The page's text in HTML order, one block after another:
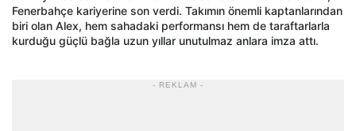
Fenerbahçe kariyerine son verdi. Takımın önemli kaptanlarından
biri olan Alex, hem sahadaki performansı hem de taraftarlarla
kurduğu güçlü bağla uzun yıllar unutulmaz anlara imza attı.
- REKLAM -